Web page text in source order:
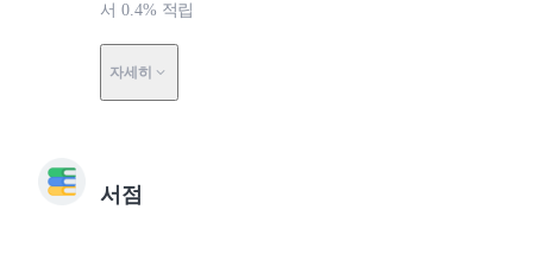
서 0.4% 적립
자세히
서점